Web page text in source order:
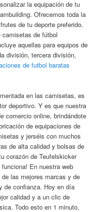
la equipación de tu
Ofrecemos toda la
de tu deporte preferido.
de fútbol
aquellas para equipos de
división, tercera división,
de futbol baratas
en las camisetas, es
deportivo. Y es que nuestra
comercio online, brindándote
de equipaciones de
y jerséis con muchos
de alta calidad y bolsas de
corazón de Teufelskicker
En nuestra web
las mejores marcas y de
de confianza. Hoy en día
calidad y a un clic de
Todo esto en 1 minuto,